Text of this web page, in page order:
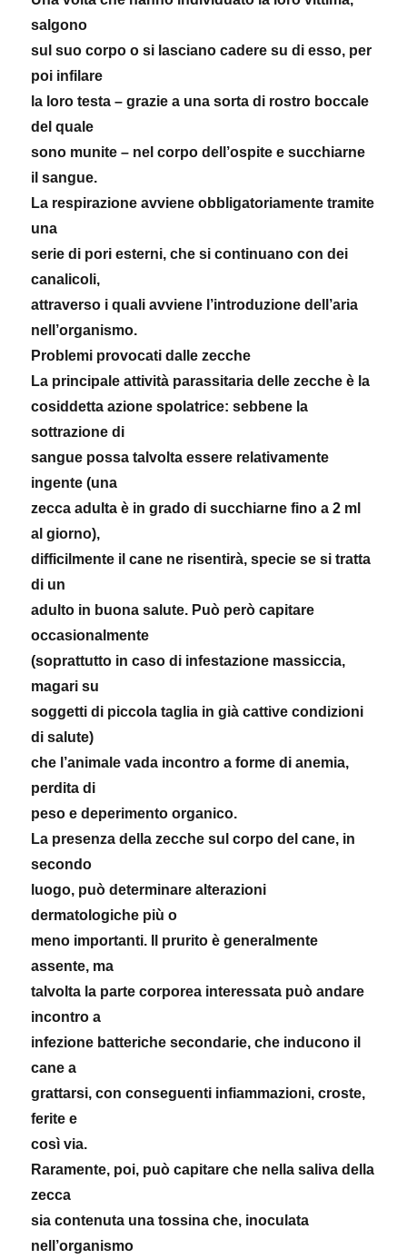
salgono
sul suo corpo o si lasciano cadere su di esso, per
poi infilare
la loro testa – grazie a una sorta di rostro boccale
del quale
sono munite – nel corpo dell’ospite e succhiarne
il sangue.
La respirazione avviene obbligatoriamente tramite
una
serie di pori esterni, che si continuano con dei
canalicoli,
attraverso i quali avviene l’introduzione dell’aria
nell’organismo.
Problemi provocati dalle zecche
La principale attività parassitaria delle zecche è la
cosiddetta azione spolatrice: sebbene la
sottrazione di
sangue possa talvolta essere relativamente
ingente (una
zecca adulta è in grado di succhiarne fino a 2 ml
al giorno),
difficilmente il cane ne risentirà, specie se si tratta
di un
adulto in buona salute. Può però capitare
occasionalmente
(soprattutto in caso di infestazione massiccia,
magari su
soggetti di piccola taglia in già cattive condizioni
di salute)
che l’animale vada incontro a forme di anemia,
perdita di
peso e deperimento organico.
La presenza della zecche sul corpo del cane, in
secondo
luogo, può determinare alterazioni
dermatologiche più o
meno importanti. Il prurito è generalmente
assente, ma
talvolta la parte corporea interessata può andare
incontro a
infezione batteriche secondarie, che inducono il
cane a
grattarsi, con conseguenti infiammazioni, croste,
ferite e
così via.
Raramente, poi, può capitare che nella saliva della
zecca
sia contenuta una tossina che, inoculata
nell’organismo